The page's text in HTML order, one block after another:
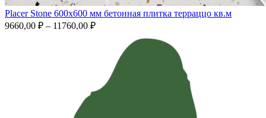
Placer Stone 600х600 мм бетонная плитка терраццо кв.м
9660,00 ₽ – 11760,00 ₽